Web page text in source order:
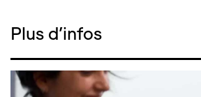
Plus d'infos